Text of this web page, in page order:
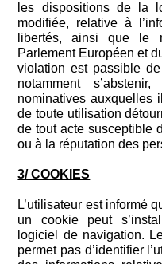
les dispositions de la
modifiée, relative à
libertés, ainsi que le
Parlement Européen et
violation est passible
notamment
nominatives auxquelles
de toute utilisation
de tout acte susceptible
ou à la réputation des
3/ COOKIES
L’utilisateur est informé
un cookie peut
logiciel de navigation.
permet pas d’identifier